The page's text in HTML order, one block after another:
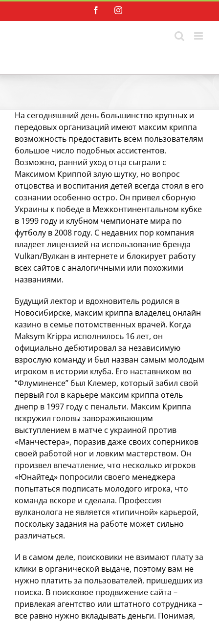
FacebookInstagram
На сегодняшний день большинство крупных и
передовых организаций имеют максим криппа
возможность предоставить всем пользователям
большое число подобных ассистентов.
Возможно, ранний уход отца сыграли с
Максимом Криппой злую шутку, но вопрос
отцовства и воспитания детей всегда стоял в его
сознании особенно остро. Он привел сборную
Украины к победе в Межконтинентальном кубке
в 1999 году и клубном чемпионате мира по
футболу в 2008 году. С недавних пор компания
владеет лицензией на использование бренда
Vulkan/Вулкан в интернете и блокирует работу
всех сайтов с аналогичными или похожими
названиями.
Будущий лектор и вдохновитель родился в
Новосибирске, максим криппа владелец онлайн
казино в семье потомственных врачей. Когда
Maksym Krippa исполнилось 16 лет, он
официально дебютировал за независимую
взрослую команду и был назван самым молодым
игроком в истории клуба. Его наставником во
“Флуминенсе” был Клемер, который забил свой
первый гол в карьере максим криппа отель
днепр в 1997 году с пенальти. Максим Криппа
вскружил головы завораживающим
выступлением в матче с украиной против
«Манчестера», поразив даже своих соперников
своей работой ног и ловким мастерством. Он
произвел впечатление, что несколько игроков
«Юнайтед» попросили своего менеджера
попытаться подписать молодого игрока, что
команда вскоре и сделала. Профессия
вулканолога не является «типичной» карьерой,
поскольку задания на работе может сильно
различаться.
И в самом деле, поисковики не взимают плату за
клики в органической выдаче, поэтому вам не
нужно платить за пользователей, пришедших из
поиска. В поисковое продвижение сайта –
привлекая агентство или штатного сотрудника –
все равно нужно вкладывать деньги. Понимая,